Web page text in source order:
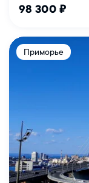
98 300 ₽
Приморье